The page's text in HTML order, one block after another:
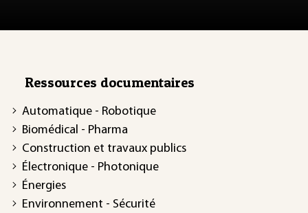
Ressources documentaires
Automatique - Robotique
Biomédical - Pharma
Construction et travaux publics
Électronique - Photonique
Énergies
Environnement - Sécurité